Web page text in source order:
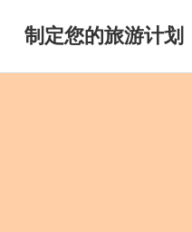
制定您的旅游计划